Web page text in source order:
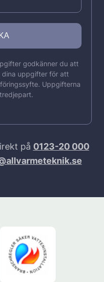
godkänner du att
dina uppgifter för att
Uppgifterna
på 0123-20 000